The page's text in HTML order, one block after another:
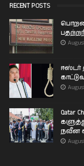
RECENT POSTS
ஈஸ்டர்
Qatar
நவீன